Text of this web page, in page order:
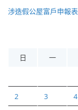
涉造假公屋富戶申報
日
一
2 3 4